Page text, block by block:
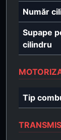
Număr
Supape
cilindru
Tip